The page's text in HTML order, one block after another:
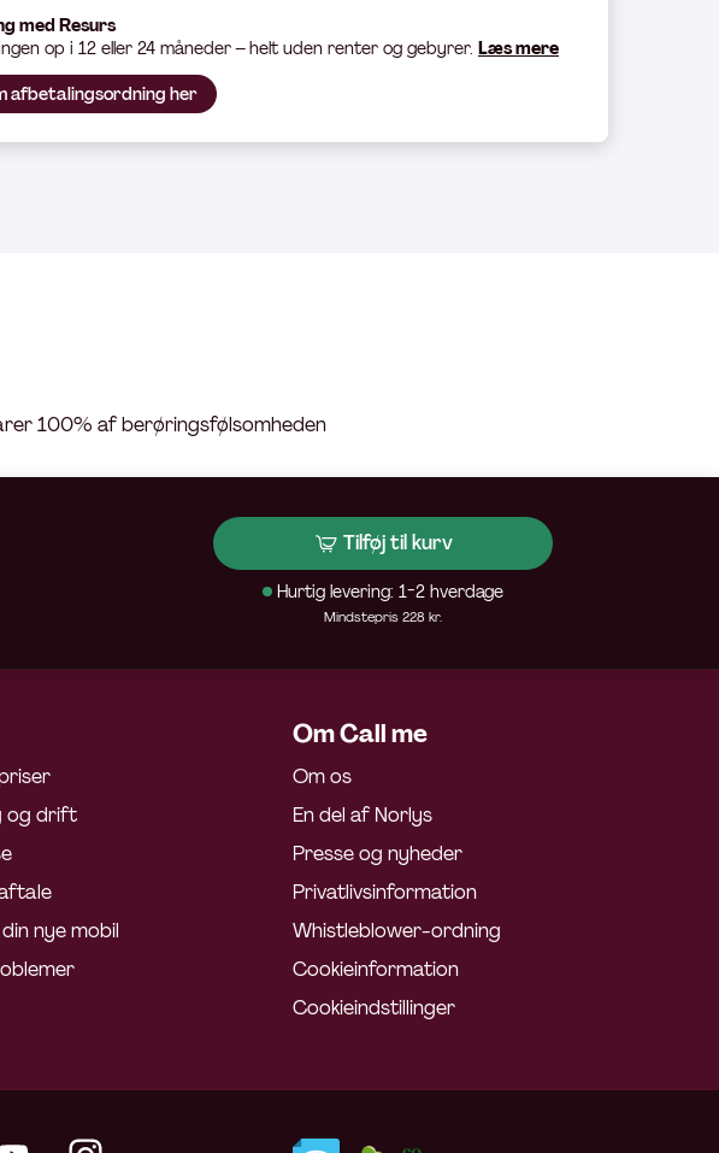
med Resurs
ngen op i 12 eller 24 måneder – helt uden renter og gebyrer. Læs mere
afbetalingsordning her
100% af berøringsfølsomheden
Tilføj til kurv
Hurtig levering: 1-2 hverdage
Mindstepris 228 kr.
og drift
nye mobil
Om Call me
Om os
En del af Norlys
Presse og nyheder
Privatlivsinformation
Whistleblower-ordning
Cookieinformation
Cookieindstillinger